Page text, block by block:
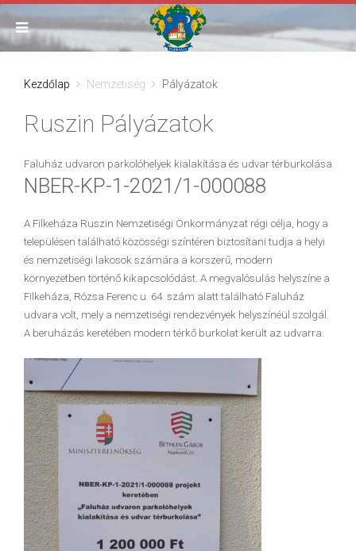
Kezdőlap Nemzetiség Pályázatok
Ruszin Pályázatok
Faluház udvaron parkolóhelyek kialakítása és udvar térburkolása
NBER-KP-1-2021/1-000088
A Filkeháza Ruszin Nemzetiségi Önkormányzat régi célja, hogy a
településen található közösségi színtéren biztosítani tudja a helyi
és nemzetiségi lakosok számára a korszerű, modern
környezetben történő kikapcsolódást. A megvalósulás helyszíne a
Filkeháza, Rózsa Ferenc u. 64. szám alatt található Faluház
udvara volt, mely a nemzetiségi rendezvények helyszínéül szolgál.
A beruházás keretében modern térkő burkolat került az udvarra.